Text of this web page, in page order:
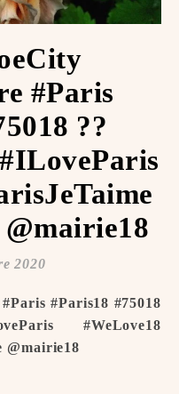
#Paris
??
2020
#WeLove18
@mairie18